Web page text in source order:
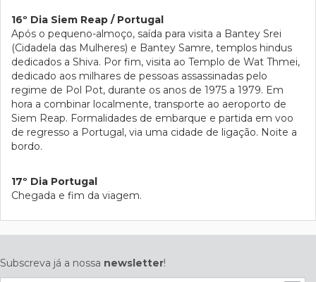
16º Dia Siem Reap / Portugal
Após o pequeno-almoço, saída para visita a Bantey Srei
(Cidadela das Mulheres) e Bantey Samre, templos hindus
dedicados a Shiva. Por fim, visita ao Templo de Wat Thmei,
dedicado aos milhares de pessoas assassinadas pelo
regime de Pol Pot, durante os anos de 1975 a 1979. Em
hora a combinar localmente, transporte ao aeroporto de
Siem Reap. Formalidades de embarque e partida em voo
de regresso a Portugal, via uma cidade de ligação. Noite a
bordo.
17º Dia Portugal
Chegada e fim da viagem.
Subscreva já a nossa newsletter!